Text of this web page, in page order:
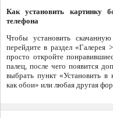
Как установить
телефона
Чтобы установить
перейдите в раздел
просто откройте
палец, после чего появится
выбрать пункт «Установить в
как обои» или любая другая